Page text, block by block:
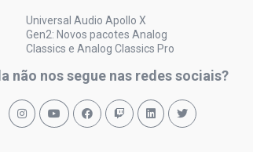
Universal Audio Apollo X
Gen2: Novos pacotes Analog
Classics e Analog Classics Pro
não nos segue nas redes sociais?